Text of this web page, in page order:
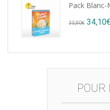
Pack Blanc-
35,90€ Original
was:
34,10€
POUR